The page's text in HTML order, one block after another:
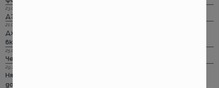
23.09.2022 г.
ДЗИ: Ами няма такова каско!
21.09.2022 г.
Дженерали: Критични болести по злополука и заболяване,
включително и при задължителната трудова.
25.08.2022 г.
Черно бялото ще е новото зелено и у нас. Дали?
29.12.2018 г.
Няма да работим на 31-ви. Весело посрещане на една по -
добра година.